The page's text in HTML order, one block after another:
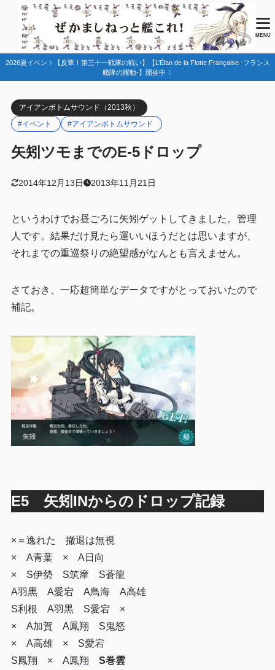
MENU
2026夏イベント【反撃！第三十一戦隊の戦い】【L’Élan de la Flotte Française -フランス
艦隊の躍動-】開催中！
アイアンボトムサウンド（2013秋）
#イベント
#アイアンボトムサウンド
矢矧ツモまでのE-5ドロップ
2014年12月13日 2013年11月21日
というわけでお昼ごろに矢矧ゲットしてきました。管理
人です。結果だけ見たら運いいほうだとは思いますが、
それまでの重巡祭りの絶望感がなんとも言えません。
さておき、一応超簡単なデータですがとっておいたので
補記。
E5 矢矧INからのドロップ記録
×＝逸れた 撤退は無視
× A青葉 × A日向
× S伊勢 S筑摩 S蒼龍
A羽黒 A愛宕 A鳥海 A高雄
S利根 A羽黒 S愛宕 ×
× A加賀 A鳳翔 S鬼怒
× A高雄 × S愛宕
S鳳翔 × A鳳翔 S巻雲